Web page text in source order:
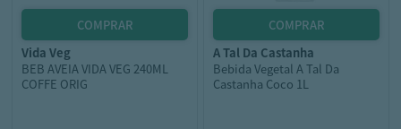
vida veg
BEB AVEIA VIDA VEG 240ML
COFFE ORIG
a tal da castanha
Bebida Vegetal A Tal Da
Castanha Coco 1L